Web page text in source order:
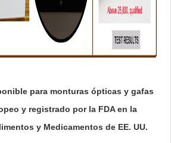
para monturas ópticas y gafas
y registrado por la FDA en la
y Medicamentos de EE. UU.